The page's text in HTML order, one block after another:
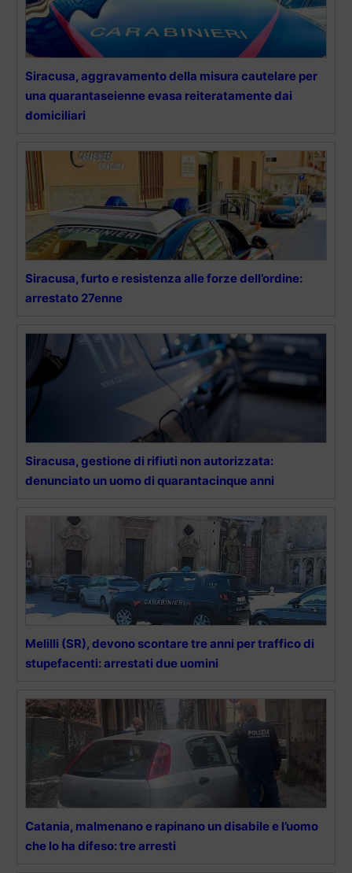
Siracusa, aggravamento della misura cautelare per
una quarantaseienne evasa reiteratamente dai
domiciliari
Siracusa, furto e resistenza alle forze dell’ordine:
arrestato 27enne
Siracusa, gestione di rifiuti non autorizzata:
denunciato un uomo di quarantacinque anni
Melilli (SR), devono scontare tre anni per traffico di
stupefacenti: arrestati due uomini
Catania, malmenano e rapinano un disabile e l’uomo
che lo ha difeso: tre arresti